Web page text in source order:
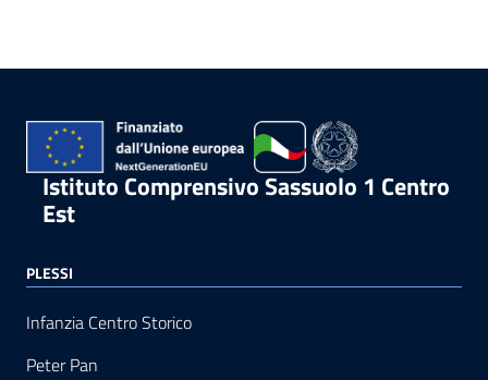
Istituto Comprensivo Sassuolo 1 Centro
Est
PLESSI
Infanzia Centro Storico
Peter Pan